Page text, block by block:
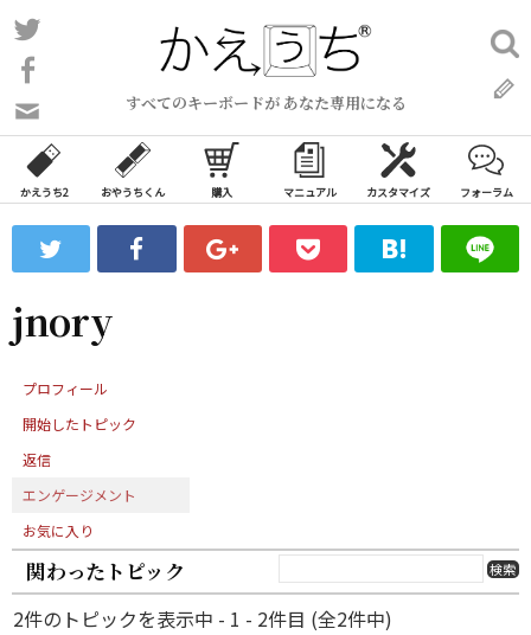
コ
ン
ン
ツ
ス
ッ
プ
すべてのキーボードが あなた専用になる
い
合
わ
フ
ォ
ム
検
索:
かえうち2 おやうちくん 購入 マニュアル カスタマイズ フォーラム
jnory
プロフィール
開始したトピック
返信
エンゲージメント
お気に入り
関わったトピック
2件のトピックを表示中 - 1 - 2件目 (全2件中)